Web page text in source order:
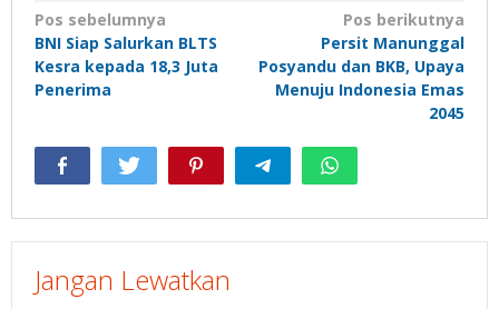
Navigasi
pos
Pos sebelumnya
BNI Siap Salurkan BLTS
Kesra kepada 18,3 Juta
Penerima
Pos berikutnya
Persit Manunggal
Posyandu dan BKB, Upaya
Menuju Indonesia Emas
2045
Jangan Lewatkan